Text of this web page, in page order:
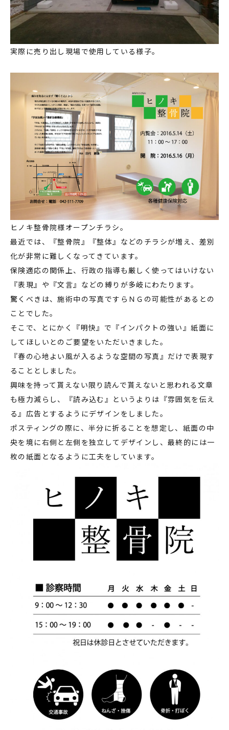
実際に売り出し現場で使用している様子。
ヒノキ整骨院様オープンチラシ。
最近では、『整骨院』『整体』などのチラシが増え、差別
化が非常に難しくなってきています。
保険適応の関係上、行政の指導も厳しく使ってはいけない
『表現』や『文言』などの縛りが多岐にわたります。
驚くべきは、施術中の写真ですらＮＧの可能性があるとの
ことでした。
そこで、とにかく『明快』で『インパクトの強い』紙面に
してほしいとのご要望をいただいきました。
『春の心地よい風が入るような空間の写真』だけで表現す
ることとしました。
興味を持って貰えない限り読んで貰えないと思われる文章
も極力減らし、『読み込む』というよりは『雰囲気を伝え
る』広告とするようにデザインをしました。
ポスティングの際に、半分に折ることを想定し、紙面の中
央を境に右側と左側を独立してデザインし、最終的には一
枚の紙面となるように工夫をしています。